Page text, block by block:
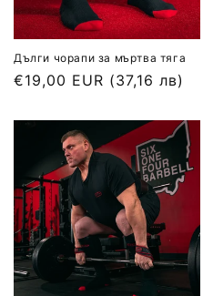
Дълги чорапи за мъртва тяга
Обичайна
€19,00 EUR (37,16 лв)